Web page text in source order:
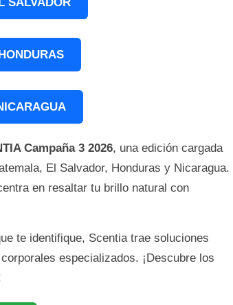
Campaña 3 2026, una edición cargada
El Salvador, Honduras y Nicaragua.
en resaltar tu brillo natural con
te identifique, Scentia trae soluciones
especializados. ¡Descubre los